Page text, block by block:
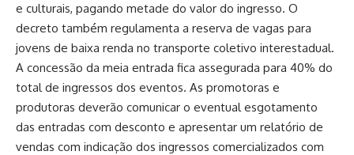
e culturais, pagando metade do valor do ingresso. O
decreto também regulamenta a reserva de vagas para
jovens de baixa renda no transporte coletivo interestadual.
A concessão da meia entrada fica assegurada para 40% do
total de ingressos dos eventos. As promotoras e
produtoras deverão comunicar o eventual esgotamento
das entradas com desconto e apresentar um relatório de
vendas com indicação dos ingressos comercializados com